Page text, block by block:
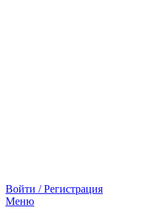
Войти / Регистрация
Меню